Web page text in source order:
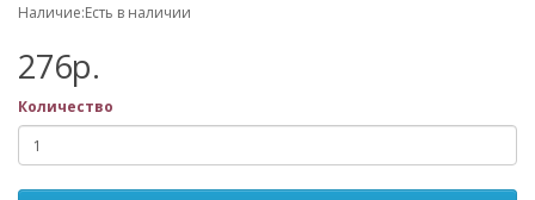
Наличие:Есть в наличии
276р.
Количество